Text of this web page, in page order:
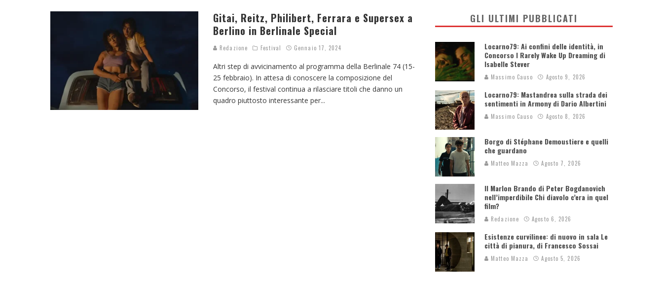
Gitai, Reitz, Philibert, Ferrara e Supersex a
Berlino in Berlinale Special
Redazione Festival Gennaio 17, 2024
Altri step di avvicinamento al programma della Berlinale 74 (15-
25 febbraio). In attesa di conoscere la composizione del
Concorso, il festival continua a rilasciare titoli che danno un
quadro piuttosto interessante per...
GLI ULTIMI PUBBLICATI
Locarno79: Ai confini delle identità, in
Concorso I Rarely Wake Up Dreaming di
Isabelle Stever
Massimo Causo Agosto 9, 2026
Locarno79: Mastandrea sulla strada dei
sentimenti in Armony di Dario Albertini
Massimo Causo Agosto 8, 2026
Borgo di Stéphane Demoustiere e quelli
che guardano
Matteo Mazza Agosto 7, 2026
Il Marlon Brando di Peter Bogdanovich
nell’imperdibile Chi diavolo c’era in quel
film?
Redazione Agosto 6, 2026
Esistenze curvilinee: di nuovo in sala Le
città di pianura, di Francesco Sossai
Matteo Mazza Agosto 5, 2026